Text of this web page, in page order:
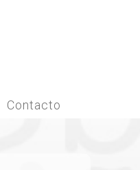
Contacto